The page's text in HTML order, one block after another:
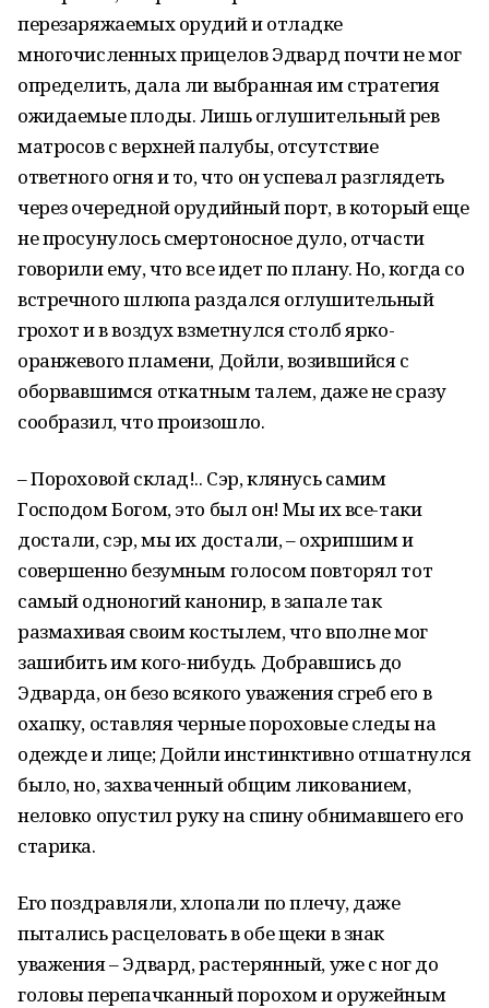
перезаряжаемых орудий и отладке
многочисленных прицелов Эдвард почти не мог
определить, дала ли выбранная им стратегия
ожидаемые плоды. Лишь оглушительный рев
матросов с верхней палубы, отсутствие
ответного огня и то, что он успевал разглядеть
через очередной орудийный порт, в который еще
не просунулось смертоносное дуло, отчасти
говорили ему, что все идет по плану. Но, когда со
встречного шлюпа раздался оглушительный
грохот и в воздух взметнулся столб ярко-
оранжевого пламени, Дойли, возившийся с
оборвавшимся откатным талем, даже не сразу
сообразил, что произошло.
– Пороховой склад!.. Сэр, клянусь самим
Господом Богом, это был он! Мы их все-таки
достали, сэр, мы их достали, – охрипшим и
совершенно безумным голосом повторял тот
самый одноногий канонир, в запале так
размахивая своим костылем, что вполне мог
зашибить им кого-нибудь. Добравшись до
Эдварда, он безо всякого уважения сгреб его в
охапку, оставляя черные пороховые следы на
одежде и лице; Дойли инстинктивно отшатнулся
было, но, захваченный общим ликованием,
неловко опустил руку на спину обнимавшего его
старика.
Его поздравляли, хлопали по плечу, даже
пытались расцеловать в обе щеки в знак
уважения – Эдвард, растерянный, уже с ног до
головы перепачканный порохом и оружейным